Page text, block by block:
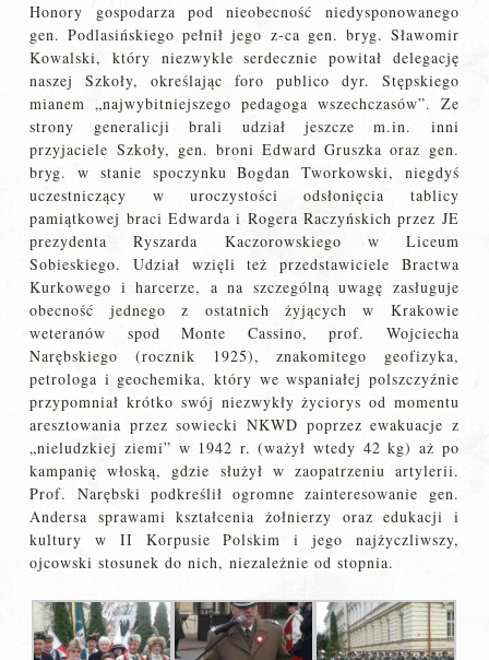
Honory gospodarza pod nieobecność niedysponowanego
gen. Podlasińskiego pełnił jego z-ca gen. bryg. Sławomir
Kowalski, który niezwykle serdecznie powitał delegację
naszej Szkoły, określając foro publico dyr. Stępskiego
mianem „najwybitniejszego pedagoga wszechczasów”. Ze
strony generalicji brali udział jeszcze m.in. inni
przyjaciele Szkoły, gen. broni Edward Gruszka oraz gen.
bryg. w stanie spoczynku Bogdan Tworkowski, niegdyś
uczestniczący w uroczystości odsłonięcia tablicy
pamiątkowej braci Edwarda i Rogera Raczyńskich przez JE
prezydenta Ryszarda Kaczorowskiego w Liceum
Sobieskiego. Udział wzięli też przedstawiciele Bractwa
Kurkowego i harcerze, a na szczególną uwagę zasługuje
obecność jednego z ostatnich żyjących w Krakowie
weteranów spod Monte Cassino, prof. Wojciecha
Narębskiego (rocznik 1925), znakomitego geofizyka,
petrologa i geochemika, który we wspaniałej polszczyźnie
przypomniał krótko swój niezwykły życiorys od momentu
aresztowania przez sowiecki NKWD poprzez ewakuacje z
„nieludzkiej ziemi” w 1942 r. (ważył wtedy 42 kg) aż po
kampanię włoską, gdzie służył w zaopatrzeniu artylerii.
Prof. Narębski podkreślił ogromne zainteresowanie gen.
Andersa sprawami kształcenia żołnierzy oraz edukacji i
kultury w II Korpusie Polskim i jego najżyczliwszy,
ojcowski stosunek do nich, niezależnie od stopnia.